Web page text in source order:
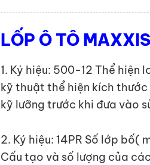
LỐP Ô TÔ
1. Ký hiệu: 500-12 Thể
kỹ thuật thể hiện kích
kỹ lưỡng trước khi đưa vào
2. Ký hiệu: 14PR Số lớp
Cấu tạo và số lượng của